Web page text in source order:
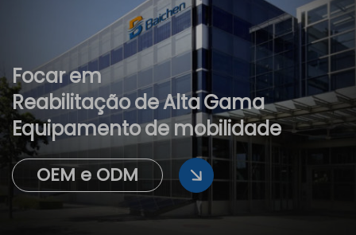
Focarem
ReabilitaçãodeAltaGama
Equipamentode mobilidade
OEM e ODM